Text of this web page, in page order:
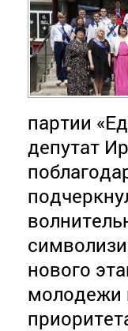
партии
депутат
нового
молодежи